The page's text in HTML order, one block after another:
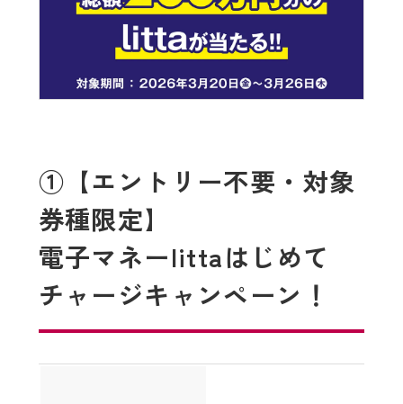
①【エントリー不要・対象
券種限定】
電子マネーlittaはじめて
チャージキャンペーン！